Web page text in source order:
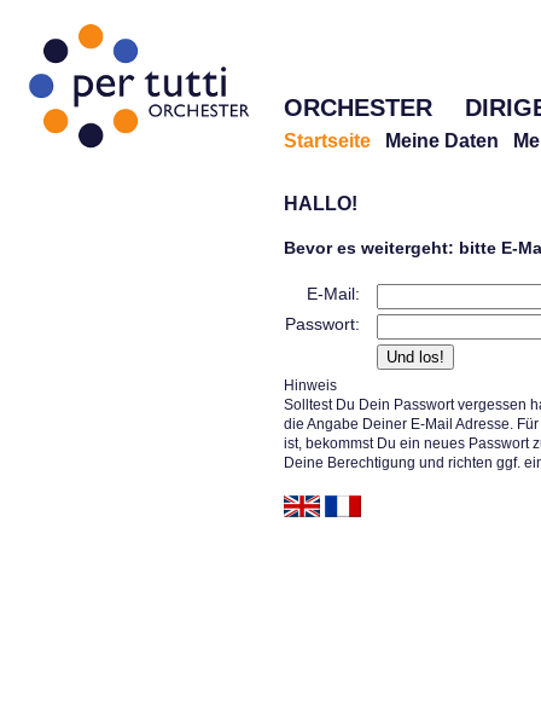
ORCHESTER
Startseite Meine Daten
HALLO!
Bevor es weitergeht: bitte E-
E-Mail:
Passwort:
Hinweis
Solltest Du Dein Passwort vergessen
die Angabe Deiner E-Mail Adresse.
ist, bekommst Du ein neues Passwort
Deine Berechtigung und richten ggf.